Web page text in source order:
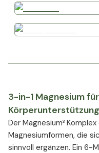
3-in-1 Magnesium
Körperunterstützung
Der Magnesium³
Magnesiumformen, die
sinnvoll ergänzen. Ein 6-